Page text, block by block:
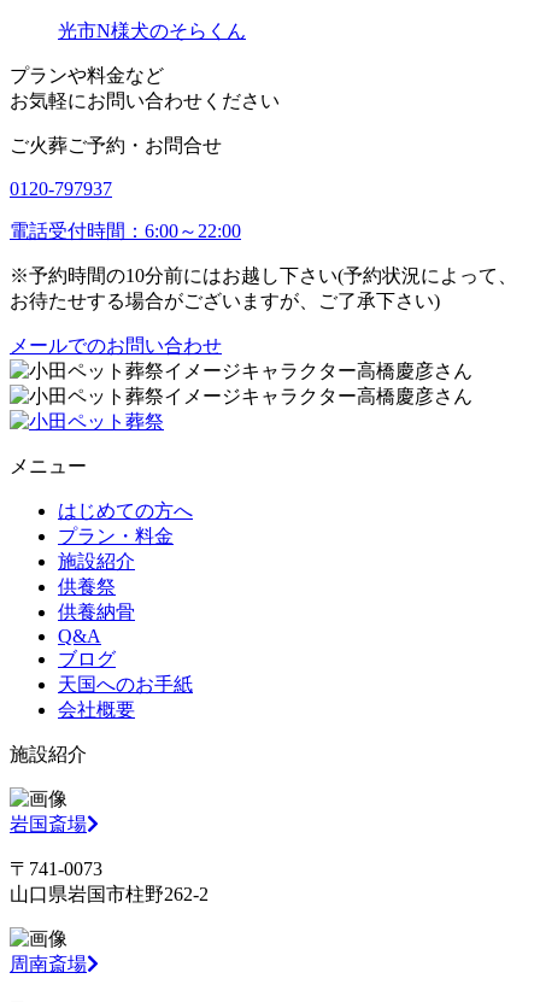
光市N様犬のそらくん
プランや料金など
お気軽にお問い合わせください
ご火葬ご予約・お問合せ
0120-797937
電話受付時間：6:00～22:00
※予約時間の10分前にはお越し下さい(予約状況によって、
お待たせする場合がございますが、ご了承下さい)
メールでのお問い合わせ
メニュー
はじめての方へ
プラン・料金
施設紹介
供養祭
供養納骨
Q&A
ブログ
天国へのお手紙
会社概要
施設紹介
岩国斎場
〒741-0073
山口県岩国市柱野262-2
周南斎場